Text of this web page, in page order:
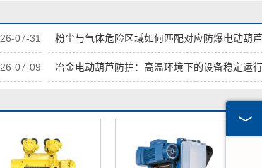
07-31 粉尘与气体危险区域如何匹配对应防爆电动葫芦
07-09 冶金电动葫芦防护：高温环境下的设备稳定运